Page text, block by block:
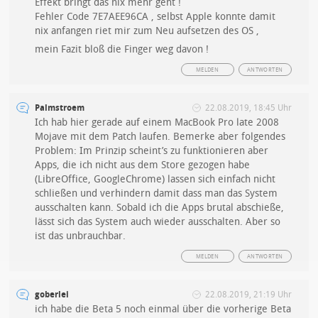
Effekt bringt das nix mehr geht !
Fehler Code 7E7AEE96CA , selbst Apple konnte damit
nix anfangen riet mir zum Neu aufsetzen des OS ,
mein Fazit bloß die Finger weg davon !
ANTWORTEN
MELDEN
Palmstroem 22.08.2019, 18:45 Uhr
Ich hab hier gerade auf einem MacBook Pro late 2008
Mojave mit dem Patch laufen. Bemerke aber folgendes
Problem: Im Prinzip scheint’s zu funktionieren aber
Apps, die ich nicht aus dem Store gezogen habe
(LibreOffice, GoogleChrome) lassen sich einfach nicht
schließen und verhindern damit dass man das System
ausschalten kann. Sobald ich die Apps brutal abschieße,
lässt sich das System auch wieder ausschalten. Aber so
ist das unbrauchbar.
ANTWORTEN
MELDEN
goberlei 22.08.2019, 21:19 Uhr
ich habe die Beta 5 noch einmal über die vorherige Beta